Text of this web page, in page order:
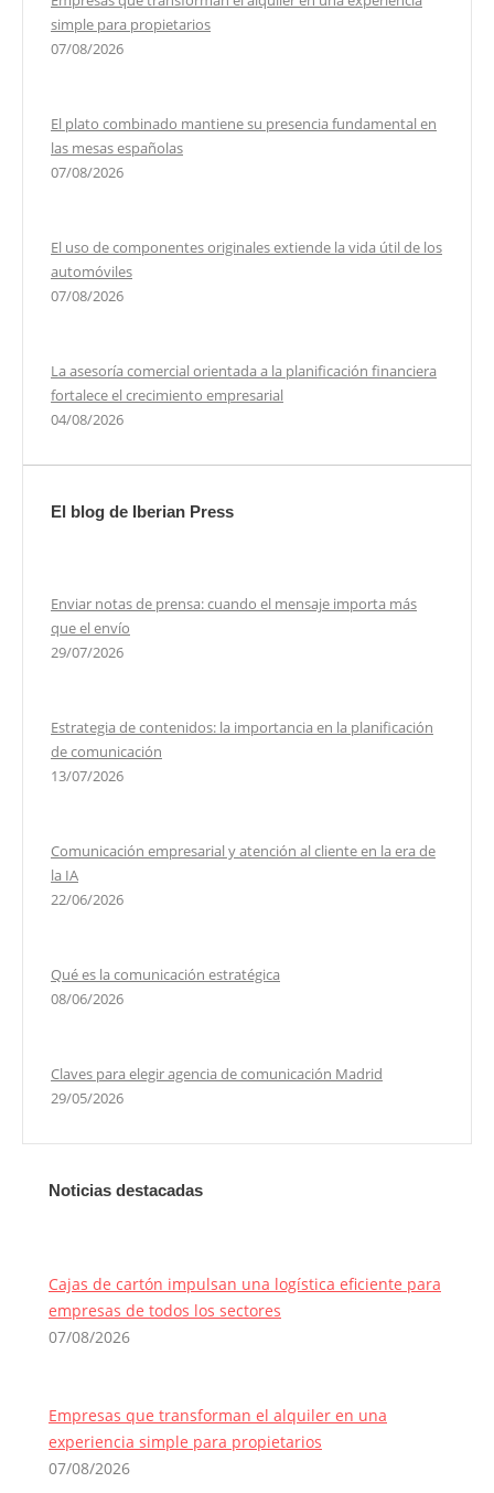
simple para propietarios
07/08/2026
El plato combinado mantiene su presencia fundamental en
las mesas españolas
07/08/2026
El uso de componentes originales extiende la vida útil de los
automóviles
07/08/2026
La asesoría comercial orientada a la planificación financiera
fortalece el crecimiento empresarial
04/08/2026
El blog de Iberian Press
Enviar notas de prensa: cuando el mensaje importa más
que el envío
29/07/2026
Estrategia de contenidos: la importancia en la planificación
de comunicación
13/07/2026
Comunicación empresarial y atención al cliente en la era de
la IA
22/06/2026
Qué es la comunicación estratégica
08/06/2026
Claves para elegir agencia de comunicación Madrid
29/05/2026
Noticias destacadas
Cajas de cartón impulsan una logística eficiente para
empresas de todos los sectores
07/08/2026
Empresas que transforman el alquiler en una
experiencia simple para propietarios
07/08/2026